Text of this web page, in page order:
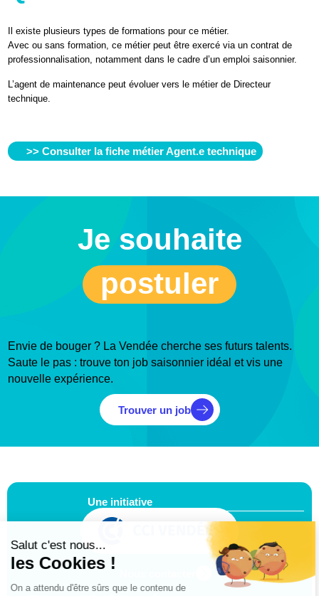
Il existe plusieurs types de formations pour ce métier.
Avec ou sans formation, ce métier peut être exercé via un contrat de
professionnalisation, notamment dans le cadre d’un emploi saisonnier.
L’agent de maintenance peut évoluer vers le métier de Directeur
technique.
>> Consulter la fiche métier Agent.e technique
Je souhaite
postuler
Envie de bouger ? La Vendée cherche ses futurs talents.
Saute le pas : trouve ton job saisonnier idéal et vis une
nouvelle expérience.
Trouver un job
Une initiative